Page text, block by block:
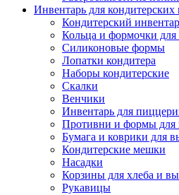
Инвентарь для
Кондитерский
Кольца и формочки
Силиконовые формы
Лопатки кондитера
Наборы кондитерские
Скалки
Венчики
Инвентарь для
Противни и формы для
Бумага и коврики для
Кондитерские мешки
Насадки
Корзины для хлеба и
Рукавицы